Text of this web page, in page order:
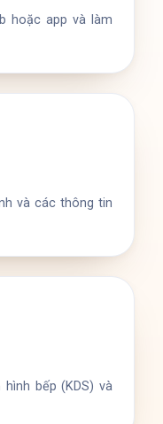
hoặc app và làm
và các thông tin
bếp (KDS) và